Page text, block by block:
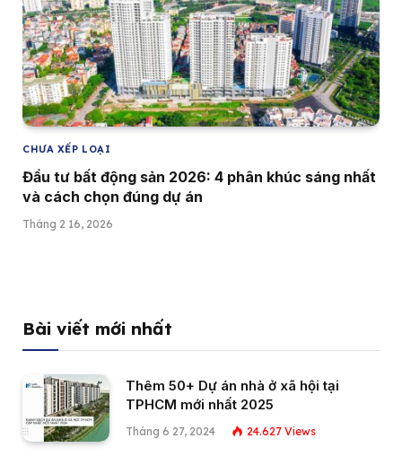
CHƯA XẾP LOẠI
Đầu tư bất động sản 2026: 4 phân khúc sáng nhất
và cách chọn đúng dự án
Tháng 2 16, 2026
Bài viết mới nhất
Thêm 50+ Dự án nhà ở xã hội tại
TPHCM mới nhất 2025
Tháng 6 27, 2024 24.627 Views